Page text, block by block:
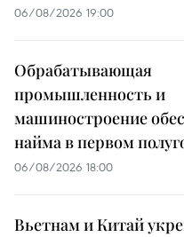
06/08/2026 19:00
Обрабатывающая
промышленность и
машиностроение
найма в первом
06/08/2026 18:00
Вьетнам и Китай